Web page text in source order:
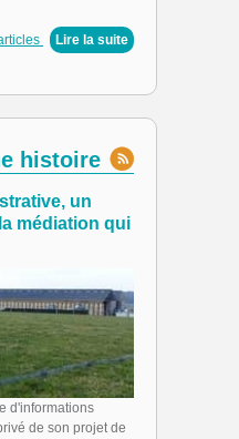
Lire la suite
histoire
un
médiation qui
d'informations
de son projet de